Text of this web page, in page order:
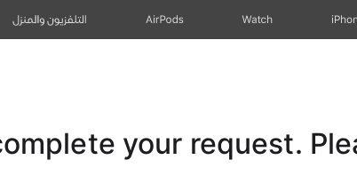
Watch
AirPods التلفزيون والمنزل
your request.